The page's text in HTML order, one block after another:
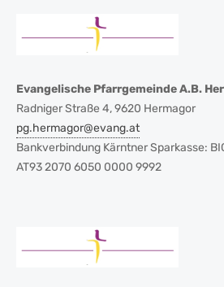
Evangelische Pfarrgemeinde A.B.
Radniger Straße 4, 9620 Hermagor
pg.hermagor@evang.at
Bankverbindung Kärntner Sparkasse:
AT93 2070 6050 0000 9992